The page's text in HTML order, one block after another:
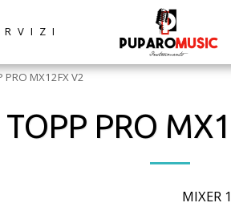
PRO MX12FX V2
TOPP PRO
MIXER